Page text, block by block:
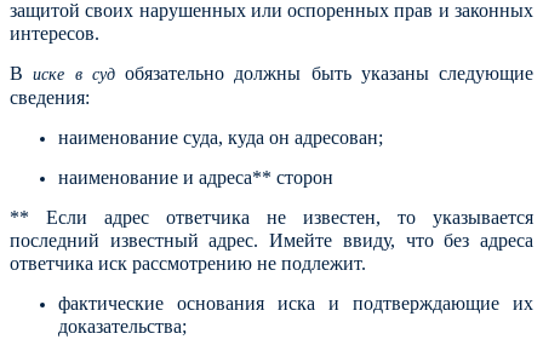
защитой своих нарушенных или оспоренных прав и законных
интересов.
Виске в судобязательно должны быть указаны следующие
сведения:
наименование суда, куда он адресован;
наименование и адреса** сторон
** Если адрес ответчика не известен, то указывается
последний известный адрес. Имейте ввиду, что без адреса
ответчика иск рассмотрению не подлежит.
фактические основания иска и подтверждающие их
доказательства;